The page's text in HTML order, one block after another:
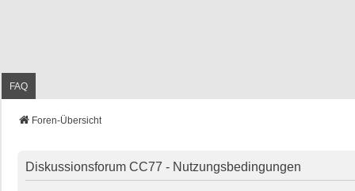
FAQ
Foren-Übersicht
Diskussionsforum CC77 - Nutzungsbedingungen